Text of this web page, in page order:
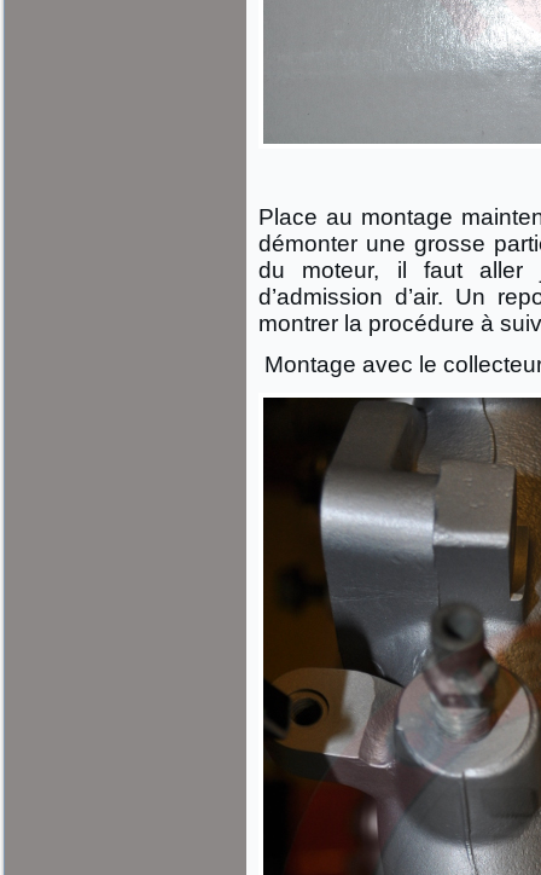
Place au montage
démonter une grosse
du moteur, il faut aller
d’admission d’air. Un
montrer la procédure à
Montage avec le